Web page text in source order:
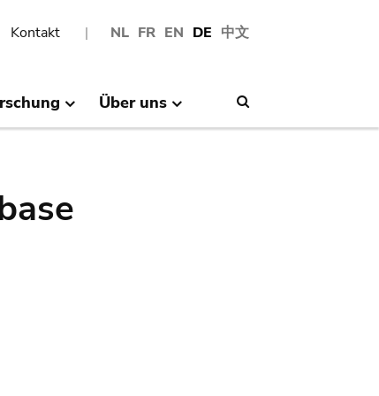
NL FR EN DE 中文
Kontakt
Über uns